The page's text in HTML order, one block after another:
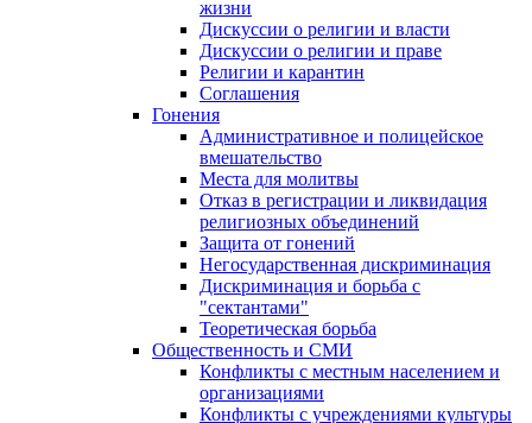
жизни
Дискуссии о религии и власти
Дискуссии о религии и праве
Религии и карантин
Соглашения
Гонения
Административное и полицейское
вмешательство
Места для молитвы
Отказ в регистрации и ликвидация
религиозных объединений
Защита от гонений
Негосударственная дискриминация
Дискриминация и борьба с
"сектантами"
Теоретическая борьба
Общественность и СМИ
Конфликты с местным населением и
организациями
Конфликты с учреждениями культуры